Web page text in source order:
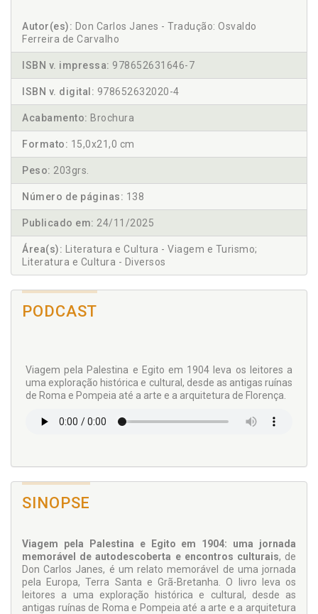
Autor(es): Don Carlos Janes - Tradução: Osvaldo
Ferreira de Carvalho
ISBN v. impressa: 978652631646-7
ISBN v. digital: 978652632020-4
Acabamento: Brochura
Formato: 15,0x21,0 cm
Peso: 203grs.
Número de páginas: 138
Publicado em: 24/11/2025
Área(s): Literatura e Cultura - Viagem e Turismo;
Literatura e Cultura - Diversos
PODCAST
Viagem pela Palestina e Egito em 1904 leva os leitores a
uma exploração histórica e cultural, desde as antigas ruínas
de Roma e Pompeia até a arte e a arquitetura de Florença.
SINOPSE
Viagem pela Palestina e Egito em 1904: uma jornada
memorável de autodescoberta e encontros culturais, de
Don Carlos Janes, é um relato memorável de uma jornada
pela Europa, Terra Santa e Grã-Bretanha. O livro leva os
leitores a uma exploração histórica e cultural, desde as
antigas ruínas de Roma e Pompeia até a arte e a arquitetura